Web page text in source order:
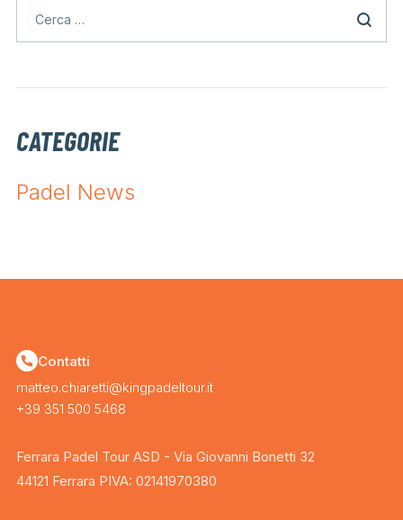
CATEGORIE
Padel News
Contatti
matteo.chiaretti@kingpadeltour.it
+39 351 500 5468
Ferrara Padel Tour ASD - Via Giovanni Bonetti 32
44121 Ferrara PIVA: 02141970380